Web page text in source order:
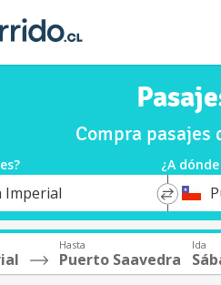
Compra
¿A
Imperial
*
Destino
Hasta
Puerto Saavedra
Ida